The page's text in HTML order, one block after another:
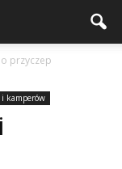
przyczep
i kamperów